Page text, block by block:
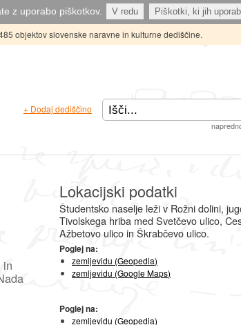
z uporabo piškotkov. V redu Piškotki, ki jih
objektov slovenske naravne in kulturne dediščine.
+ Dodaj dediščino
in
Lokacijski podatki
Študentsko naselje leži v Rožni dolini,
Tivolskega hriba med Svetčevo ulico,
Ažbetovo ulico in Škrabčevo ulico.
Poglej na:
zemljevidu (Geopedia)
zemljevidu (Google Maps)
Poglej na:
zemljevidu (Geopedia)